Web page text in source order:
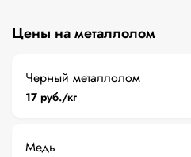
Цены на металлолом
Черный металлолом
17 руб./кг
Медь